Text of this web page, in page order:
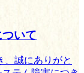
ついて
、誠にありがと